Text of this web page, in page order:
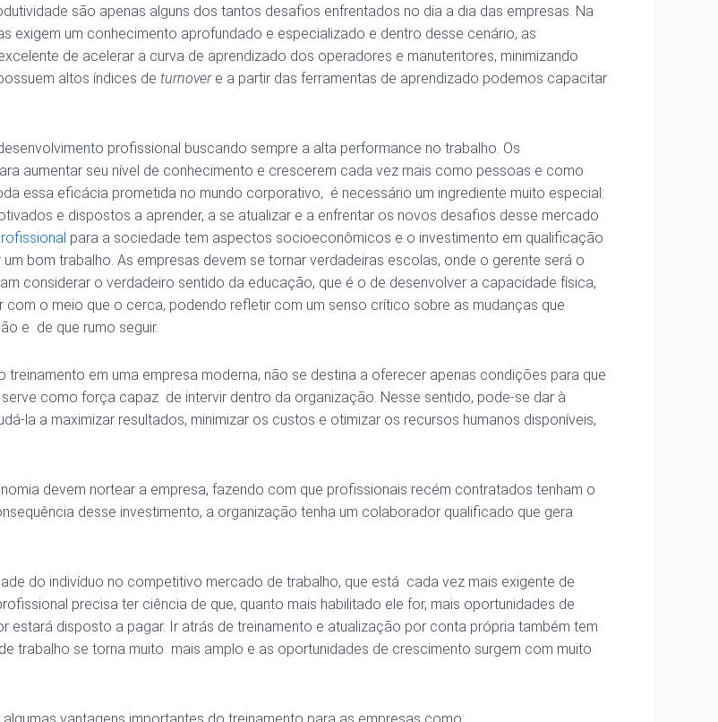
são apenas alguns dos tantos desafios enfrentados no dia a dia das empresas. Na
exigem um conhecimento aprofundado e especializado e dentro desse cenário, as
de acelerar a curva de aprendizado dos operadores e manutentores, minimizando
altos índices de turnover e a partir das ferramentas de aprendizado podemos capacitar
profissional buscando sempre a alta performance no trabalho. Os
aumentar seu nível de conhecimento e crescerem cada vez mais como pessoas e como
essa eficácia prometida no mundo corporativo, é necessário um ingrediente muito especial:
e dispostos a aprender, a se atualizar e a enfrentar os novos desafios desse mercado
para a sociedade tem aspectos socioeconômicos e o investimento em qualificação
bom trabalho. As empresas devem se tornar verdadeiras escolas, onde o gerente será o
considerar o verdadeiro sentido da educação, que é o de desenvolver a capacidade física,
com o meio que o cerca, podendo refletir com um senso crítico sobre as mudanças que
e de que rumo seguir.
em uma empresa moderna, não se destina a oferecer apenas condições para que
como força capaz de intervir dentro da organização. Nesse sentido, pode-se dar à
la a maximizar resultados, minimizar os custos e otimizar os recursos humanos disponíveis,
devem nortear a empresa, fazendo com que profissionais recém contratados tenham o
desse investimento, a organização tenha um colaborador qualificado que gera
do indivíduo no competitivo mercado de trabalho, que está cada vez mais exigente de
precisa ter ciência de que, quanto mais habilitado ele for, mais oportunidades de
estará disposto a pagar. Ir atrás de treinamento e atualização por conta própria também tem
trabalho se torna muito mais amplo e as oportunidades de crescimento surgem com muito